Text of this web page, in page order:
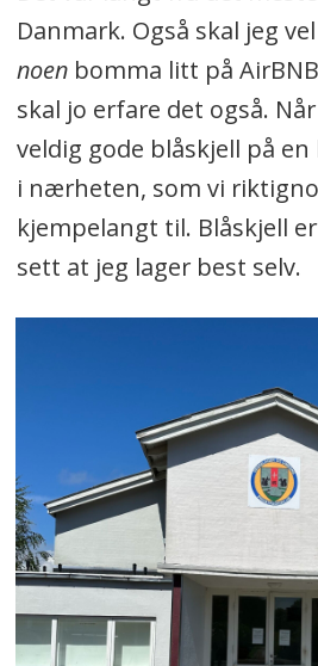
Danmark. Også skal jeg
noenbomma litt på
skal jo erfare det også.
veldig gode blåskjell på
i nærheten, som vi
kjempelangt til. Blåskjell
sett at jeg lager best selv.